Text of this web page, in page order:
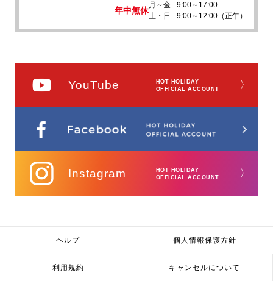
年中無休
月～金
9:00～17:00
土・日
9:00～12:00（正午）
YouTube
HOT HOLIDAY
OFFICIAL ACCOUNT
〉
Instagram
HOT HOLIDAY
OFFICIAL ACCOUNT
〉
ヘルプ 個人情報保護方針
利用規約 キャンセルについて